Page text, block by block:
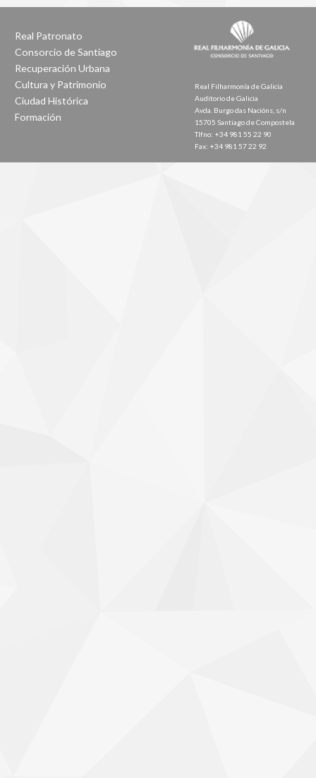
Real Patronato
Consorcio de Santiago
Recuperación Urbana
Cultura y Patrimonio
Ciudad Histórica
Formación
Real Filharmonía de Galicia
Auditorio de Galicia
Avda. Burgo das Nacións, s/n
15705 Santiago de Compostela
Tlfno: +34 981 55 22 90
Fax: +34 981 57 22 92